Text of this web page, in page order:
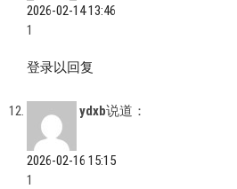
2026-02-14 13:46
1
登录以回复
ydxb说道：
2026-02-16 15:15
1